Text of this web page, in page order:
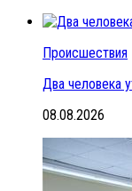
Происшествия
Два человека
08.08.2026